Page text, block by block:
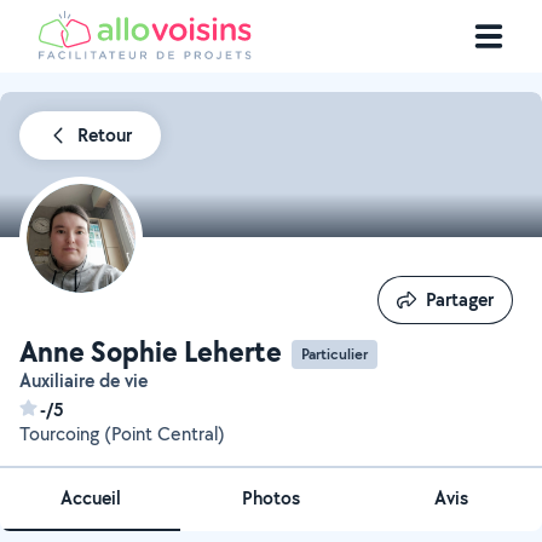
Retour
Anne Sophie Leherte Particulier
Auxiliaire de vie
-/5
Tourcoing (Point Central)
Partager
Partager
Accueil Photos Avis